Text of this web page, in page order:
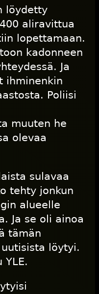
löydetty
aliravittua
lopettamaan.
kadonneen
Ja
ihminenkin
Poliisi
muuten he
olevaa
sulavaa
tehty jonkun
alueelle
Ja se oli ainoa
tämän
löytyi.